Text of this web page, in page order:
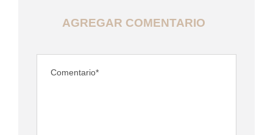
AGREGAR COMENTARIO